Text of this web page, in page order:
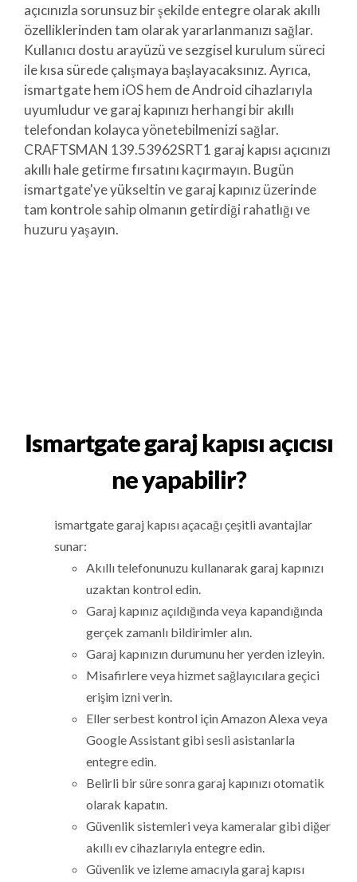
açıcınızla sorunsuz bir şekilde entegre olarak akıllı
özelliklerinden tam olarak yararlanmanızı sağlar.
Kullanıcı dostu arayüzü ve sezgisel kurulum süreci
ile kısa sürede çalışmaya başlayacaksınız. Ayrıca,
ismartgate hem iOS hem de Android cihazlarıyla
uyumludur ve garaj kapınızı herhangi bir akıllı
telefondan kolayca yönetebilmenizi sağlar.
CRAFTSMAN 139.53962SRT1 garaj kapısı açıcınızı
akıllı hale getirme fırsatını kaçırmayın. Bugün
ismartgate'ye yükseltin ve garaj kapınız üzerinde
tam kontrole sahip olmanın getirdiği rahatlığı ve
huzuru yaşayın.
Ismartgate garaj kapısı açıcısı
ne yapabilir?
ismartgate garaj kapısı açacağı çeşitli avantajlar
sunar:
Akıllı telefonunuzu kullanarak garaj kapınızı
uzaktan kontrol edin.
Garaj kapınız açıldığında veya kapandığında
gerçek zamanlı bildirimler alın.
Garaj kapınızın durumunu her yerden izleyin.
Misafirlere veya hizmet sağlayıcılara geçici
erişim izni verin.
Eller serbest kontrol için Amazon Alexa veya
Google Assistant gibi sesli asistanlarla
entegre edin.
Belirli bir süre sonra garaj kapınızı otomatik
olarak kapatın.
Güvenlik sistemleri veya kameralar gibi diğer
akıllı ev cihazlarıyla entegre edin.
Güvenlik ve izleme amacıyla garaj kapısı